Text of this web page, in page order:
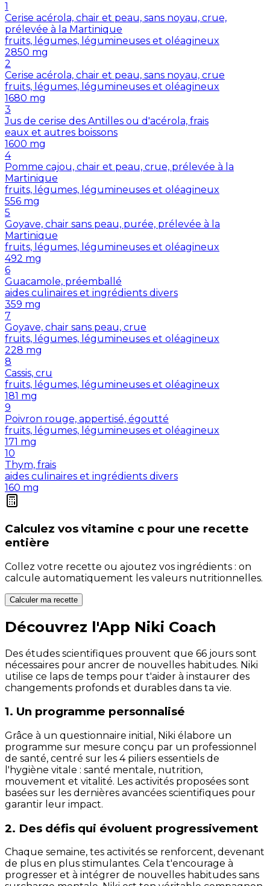
1
Cerise acérola, chair et peau, sans noyau, crue,
prélevée à la Martinique
fruits, légumes, légumineuses et oléagineux
2850 mg
2
Cerise acérola, chair et peau, sans noyau, crue
fruits, légumes, légumineuses et oléagineux
1680 mg
3
Jus de cerise des Antilles ou d'acérola, frais
eaux et autres boissons
1600 mg
4
Pomme cajou, chair et peau, crue, prélevée à la
Martinique
fruits, légumes, légumineuses et oléagineux
556 mg
5
Goyave, chair sans peau, purée, prélevée à la
Martinique
fruits, légumes, légumineuses et oléagineux
492 mg
6
Guacamole, préemballé
aides culinaires et ingrédients divers
359 mg
7
Goyave, chair sans peau, crue
fruits, légumes, légumineuses et oléagineux
228 mg
8
Cassis, cru
fruits, légumes, légumineuses et oléagineux
181 mg
9
Poivron rouge, appertisé, égoutté
fruits, légumes, légumineuses et oléagineux
171 mg
10
Thym, frais
aides culinaires et ingrédients divers
160 mg
Calculez vos vitamine c pour une recette
entière
Collez votre recette ou ajoutez vos ingrédients : on
calcule automatiquement les valeurs nutritionnelles.
Calculer ma recette
Découvrez l'App Niki Coach
Des études scientifiques prouvent que 66 jours sont
nécessaires pour ancrer de nouvelles habitudes. Niki
utilise ce laps de temps pour t'aider à instaurer des
changements profonds et durables dans ta vie.
1. Un programme personnalisé
Grâce à un questionnaire initial, Niki élabore un
programme sur mesure conçu par un professionnel
de santé, centré sur les 4 piliers essentiels de
l'hygiène vitale : santé mentale, nutrition,
mouvement et vitalité. Les activités proposées sont
basées sur les dernières avancées scientifiques pour
garantir leur impact.
2. Des défis qui évoluent progressivement
Chaque semaine, tes activités se renforcent, devenant
de plus en plus stimulantes. Cela t'encourage à
progresser et à intégrer de nouvelles habitudes sans